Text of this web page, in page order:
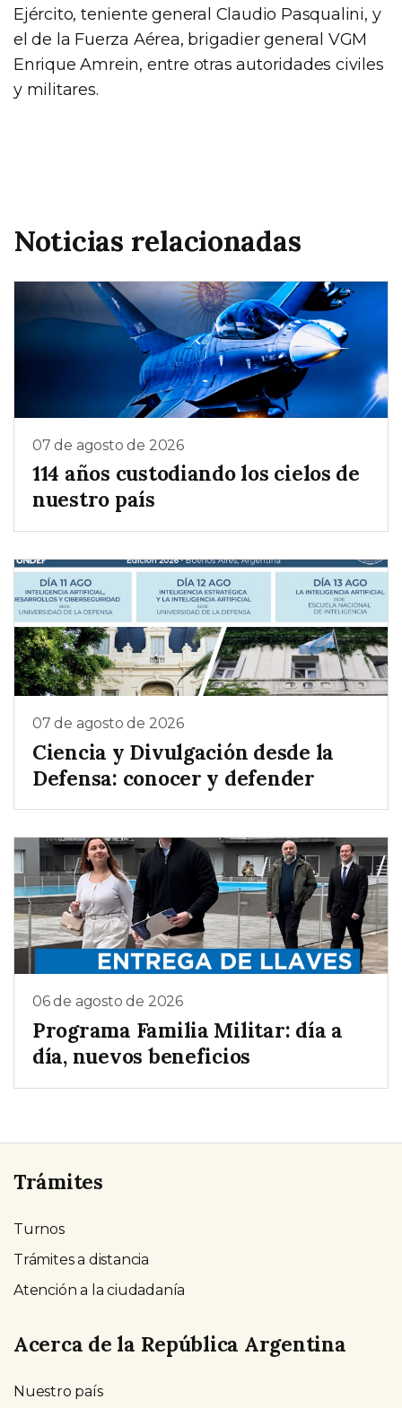
Ejército, teniente general Claudio Pasqualini, y
el de la Fuerza Aérea, brigadier general VGM
Enrique Amrein, entre otras autoridades civiles
y militares.
Noticias relacionadas
07 de agosto de 2026
114 años custodiando los cielos de
nuestro país
07 de agosto de 2026
Ciencia y Divulgación desde la
Defensa: conocer y defender
06 de agosto de 2026
Programa Familia Militar: día a
día, nuevos beneficios
Trámites
Turnos
Trámites a distancia
Atención a la ciudadanía
Acerca de la República Argentina
Nuestro país